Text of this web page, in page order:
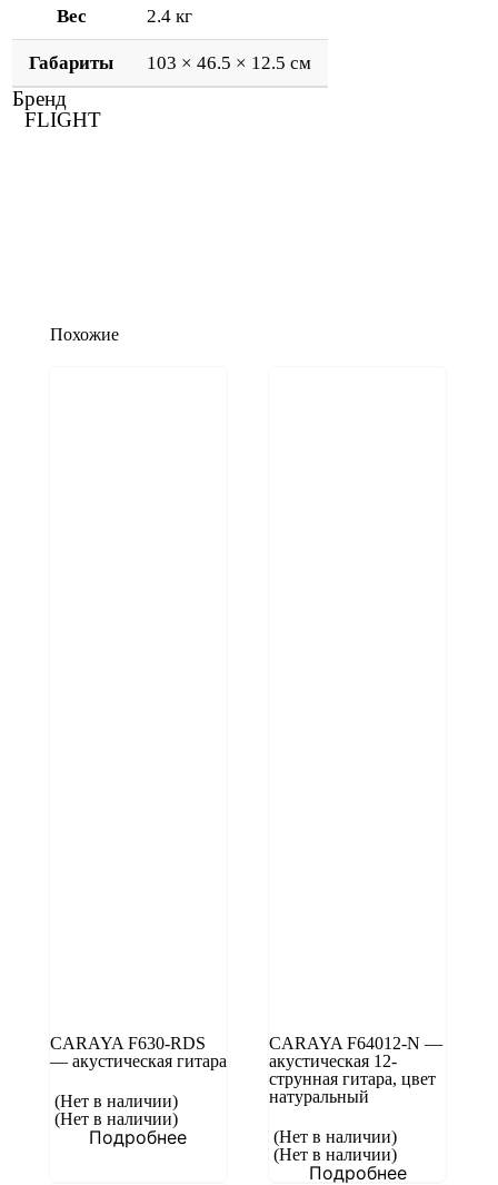
Вес 2.4 кг
Габариты 103 × 46.5 × 12.5 см
Бренд
FLIGHT
Похожие
CARAYA F630-RDS
— акустическая гитара
(Нет в наличии)
(Нет в наличии)
Подробнее
CARAYA F64012-N —
акустическая 12-
струнная гитара, цвет
натуральный
(Нет в наличии)
(Нет в наличии)
Подробнее